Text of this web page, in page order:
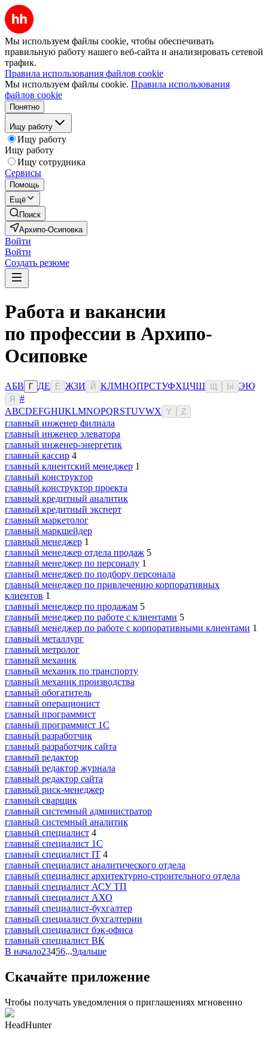
Мы используем файлы cookie, чтобы обеспечивать
правильную работу нашего веб-сайта и анализировать сетевой
трафик.
Правила использования файлов cookie
Мы используем файлы cookie. Правила использования
файлов cookie
Понятно
Ищу работу
Ищу работу
Ищу работу
Ищу сотрудника
Сервисы
Помощь
Ещё
Поиск
Архипо-Осиповка
Войти
Войти
Создать резюме
Работа и вакансии
по профессии в Архипо-
Осиповке
АБВ Г ДЕ Ё ЖЗИ Й КЛМНОПРСТУФХЦЧШ Ы ЭЮ
Я
#
ABCDEFGHIJKLMNOPQRSTUVWX Y Z
главный инженер филиала
главный инженер элеватора
главный инженер-энергетик
главный кассир 4
главный клиентский менеджер 1
главный конструктор
главный конструктор проекта
главный кредитный аналитик
главный кредитный эксперт
главный маркетолог
главный маркшейдер
главный менеджер 1
главный менеджер отдела продаж 5
главный менеджер по персоналу 1
главный менеджер по подбору персонала
главный менеджер по привлечению корпоративных
клиентов 1
главный менеджер по продажам 5
главный менеджер по работе с клиентами 5
главный менеджер по работе с корпоративными клиентами 1
главный металлург
главный метролог
главный механик
главный механик по транспорту
главный механик производства
главный обогатитель
главный операционист
главный программист
главный программист 1С
главный разработчик
главный разработчик сайта
главный редактор
главный редактор журнала
главный редактор сайта
главный риск-менеджер
главный сварщик
главный системный администратор
главный системный аналитик
главный специалист 4
главный специалист 1С
главный специалист IT 4
главный специалист аналитического отдела
главный специалист архитектурно-строительного отдела
главный специалист АСУ ТП
главный специалист АХО
главный специалист-бухгалтер
главный специалист бухгалтерии
главный специалист бэк-офиса
главный специалист ВК
В начало23456...9дальше
Скачайте приложение
Чтобы получать уведомления о приглашениях мгновенно
HeadHunter